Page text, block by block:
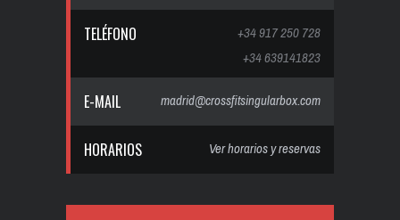
TELÉFONO
+34 917 250 728
+34 639141823
E-MAIL madrid@crossfitsingularbox.com
HORARIOS Ver horarios y reservas